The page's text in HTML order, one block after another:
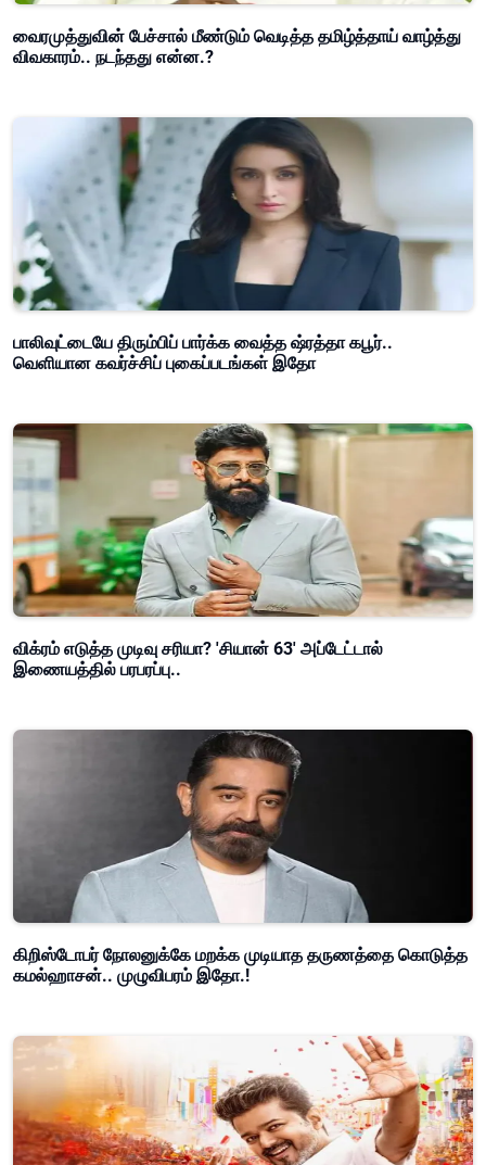
வைரமுத்துவின் பேச்சால் மீண்டும் வெடித்த தமிழ்த்தாய் வாழ்த்து
விவகாரம்.. நடந்தது என்ன.?
பாலிவுட்டையே திரும்பிப் பார்க்க வைத்த ஷ்ரத்தா கபூர்..
வெளியான கவர்ச்சிப் புகைப்படங்கள் இதோ
விக்ரம் எடுத்த முடிவு சரியா? 'சியான் 63' அப்டேட்டால்
இணையத்தில் பரபரப்பு..
கிறிஸ்டோபர் நோலனுக்கே மறக்க முடியாத தருணத்தை கொடுத்த
கமல்ஹாசன்.. முழுவிபரம் இதோ.!